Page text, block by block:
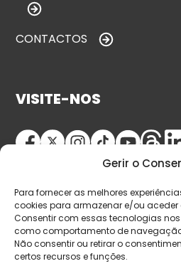
Gerir o
Para fornecer as melhores
cookies para armazenar e/ou
Consentir com essas tecnologias
como comportamento de navegação
Não consentir ou retirar o
certos recursos e funções.
CONTACTOS
VISITE-NOS
© Copyright 2026 Saída de
direitos